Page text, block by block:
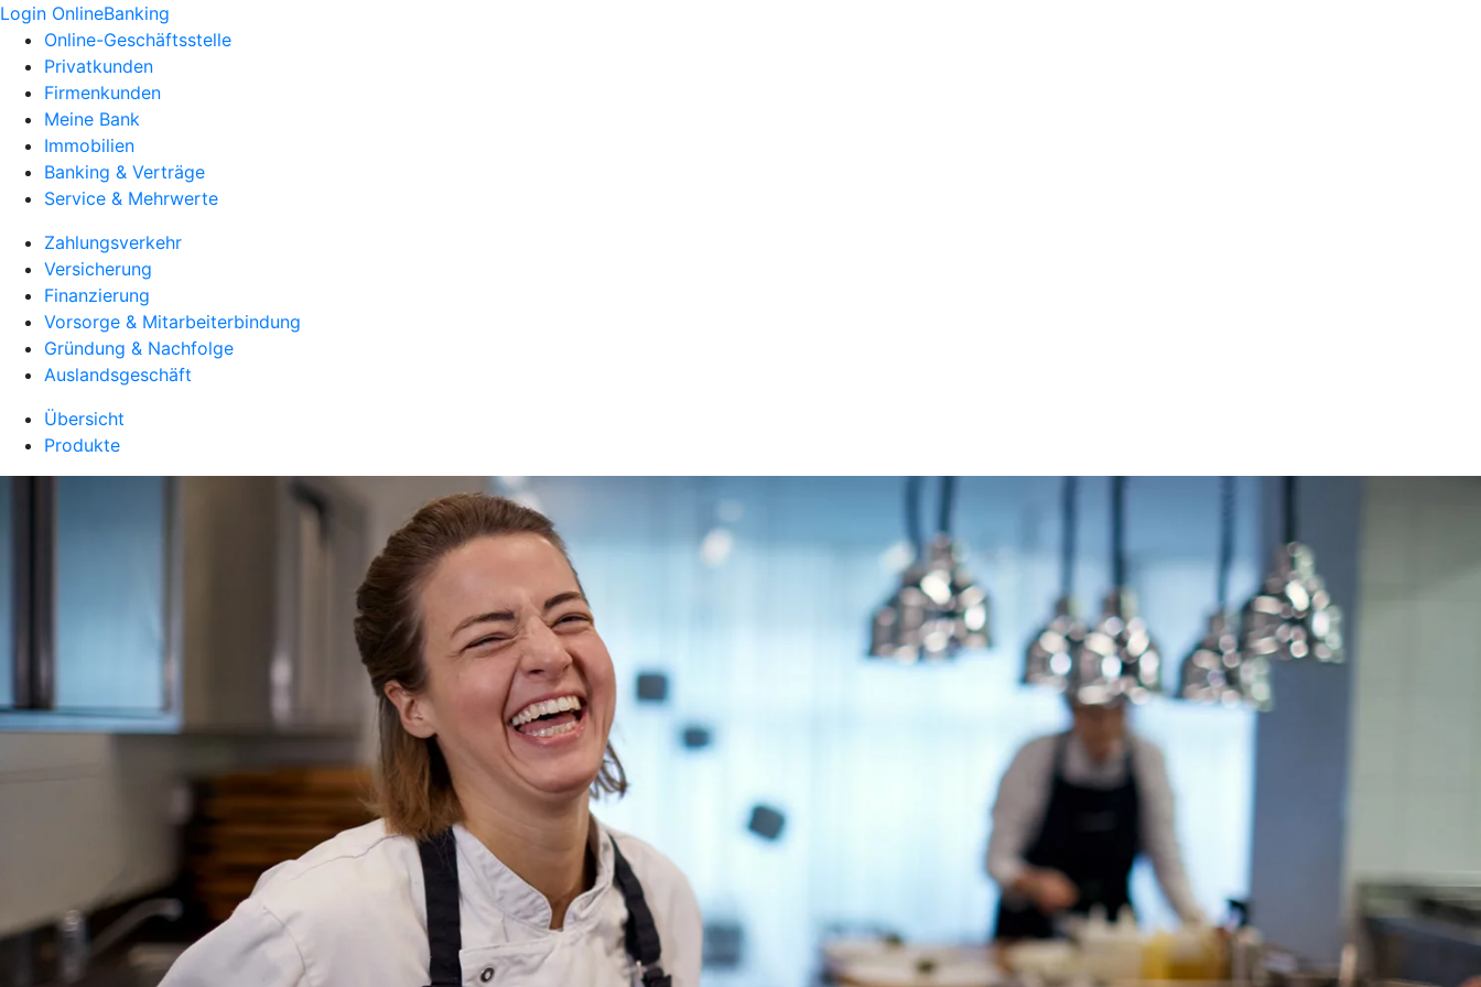
Login OnlineBanking
Online-Geschäftsstelle
Privatkunden
Firmenkunden
Meine Bank
Immobilien
Banking & Verträge
Service & Mehrwerte
Zahlungsverkehr
Versicherung
Finanzierung
Vorsorge & Mitarbeiterbindung
Gründung & Nachfolge
Auslandsgeschäft
Übersicht
Produkte